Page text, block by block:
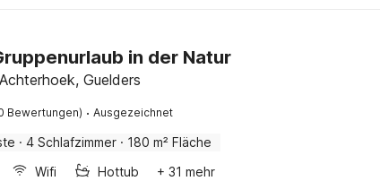
in der Natur
Guelders
Bewertungen) · Ausgezeichnet
· 4 Schlafzimmer · 180 m² Fläche
Wifi Hottub
+ 31 mehr